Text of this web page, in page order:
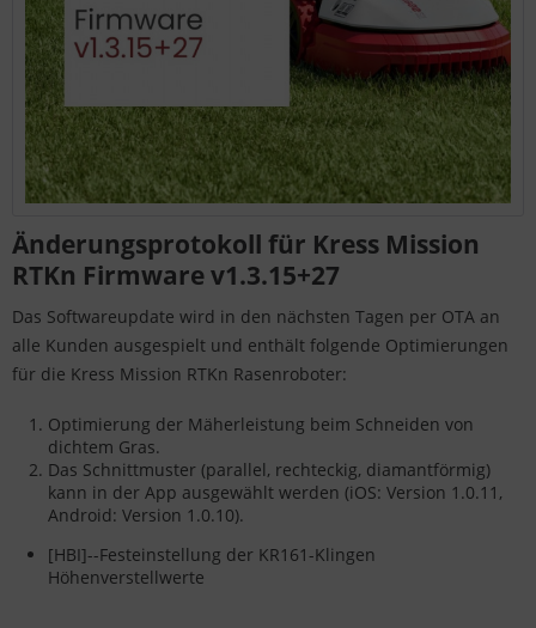
Änderungsprotokoll für Kress Mission
RTKn Firmware v1.3.15+27
Das Softwareupdate wird in den nächsten Tagen per OTA an
alle Kunden ausgespielt und enthält folgende Optimierungen
für die Kress Mission RTKn Rasenroboter:
Optimierung der Mäherleistung beim Schneiden von
dichtem Gras.
Das Schnittmuster (parallel, rechteckig, diamantförmig)
kann in der App ausgewählt werden (iOS: Version 1.0.11,
Android: Version 1.0.10).
[HBI]--Festeinstellung der KR161-Klingen
Höhenverstellwerte